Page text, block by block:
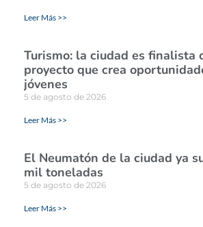
Leer Más >>
Turismo: la ciudad es finalista
proyecto que crea
jóvenes
5 de agosto de 2026
Leer Más >>
El Neumatón de la ciudad ya
mil toneladas
5 de agosto de 2026
Leer Más >>